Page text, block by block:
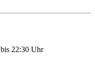
bis 22:30 Uhr